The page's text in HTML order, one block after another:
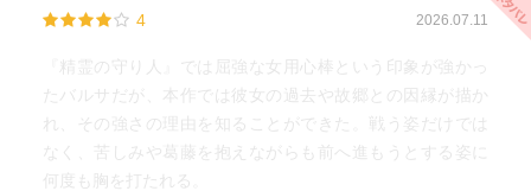
4 2026.07.11
『精霊の守り人』では屈強な女用心棒という印象が強かっ
たバルサだが、本作では彼女の過去や故郷との因縁が描か
れ、その強さの理由を知ることができた。戦う姿だけでは
なく、苦しみや葛藤を抱えながらも前へ進もうとする姿に
何度も胸を打たれる。